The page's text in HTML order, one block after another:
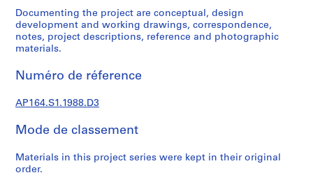
0
0
9
r
o
j
e
Documenting the project are conceptual, design
development and working drawings, correspondence,
notes, project descriptions, reference and photographic
materials.
Numéro de réference
AP164.S1.1988.D3
Mode de classement
Materials in this project series were kept in their original
order.